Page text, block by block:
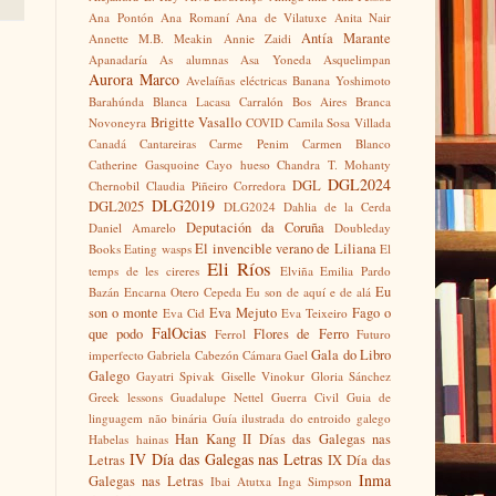
Ana Pontón Ana Romaní Ana de Vilatuxe Anita Nair
Annette M.B. Meakin
Annie Zaidi Antía Marante
Apanadaría As alumnas Asa Yoneda Asquelimpan
Aurora Marco Avelaíñas eléctricas Banana Yoshimoto
Barahúnda Blanca Lacasa Carralón Bos Aires Branca
Novoneyra Brigitte Vasallo COVID Camila Sosa Villada
Canadá
Cantareiras Carme Penim
Carmen Blanco
Catherine Gasquoine Cayo hueso Chandra T. Mohanty
Chernobil Claudia Piñeiro Corredora DGL DGL2024
DGL2025 DLG2019 DLG2024 Dahlia de la Cerda
Daniel Amarelo Deputación da Coruña Doubleday
Books Eating wasps El invencible verano de Liliana El
temps de les cireres Eli Ríos Elviña Emilia Pardo
Bazán Encarna Otero Cepeda Eu son de aquí e de alá Eu
son o monte Eva Cid Eva Mejuto Eva Teixeiro Fago o
que podo FalOcias Ferrol Flores de Ferro Futuro
imperfecto Gabriela Cabezón Cámara Gael Gala do Libro
Galego Gayatri Spivak Giselle Vinokur Gloria Sánchez
Greek lessons Guadalupe Nettel Guerra Civil Guia de
linguagem não binária Guía ilustrada do entroido galego
Habelas hainas Han Kang II Días das Galegas nas
Letras IV Día das Galegas nas Letras IX Día das
Galegas nas Letras Ibai Atutxa Inga Simpson Inma